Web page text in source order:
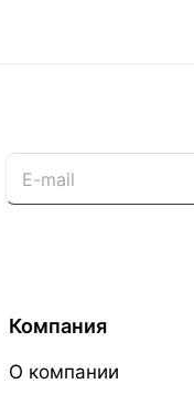
Компания
О компании